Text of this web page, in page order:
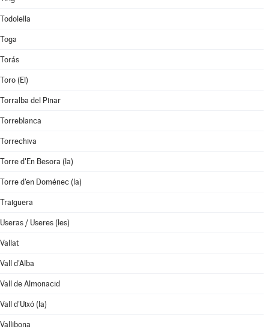
Todolella
Toga
Torás
Toro (El)
Torralba del Pinar
Torreblanca
Torrechiva
Torre d'En Besora (la)
Torre d'en Doménec (la)
Traiguera
Useras / Useres (les)
Vallat
Vall d'Alba
Vall de Almonacid
Vall d'Uixó (la)
Vallibona